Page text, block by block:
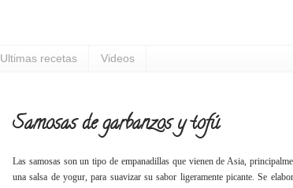
Ultimas recetas Videos
Samosas de garbanzos y tofú
Las samosas son un tipo de empanadillas que vienen de Asia,
una salsa de yogur, para suavizar su sabor ligeramente picante. Se